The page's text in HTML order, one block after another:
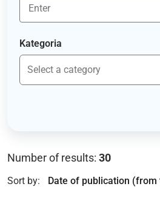
Kategoria
Number of results: 30
Sort by: